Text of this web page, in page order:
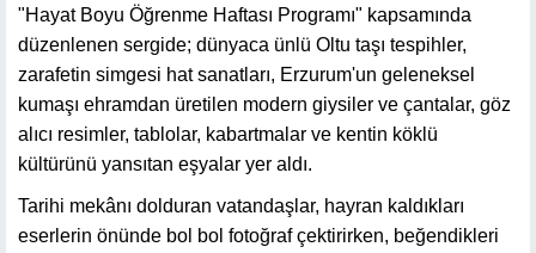
"Hayat Boyu Öğrenme Haftası Programı" kapsamında
düzenlenen sergide; dünyaca ünlü Oltu taşı tespihler,
zarafetin simgesi hat sanatları, Erzurum'un geleneksel
kumaşı ehramdan üretilen modern giysiler ve çantalar, göz
alıcı resimler, tablolar, kabartmalar ve kentin köklü
kültürünü yansıtan eşyalar yer aldı.
Tarihi mekânı dolduran vatandaşlar, hayran kaldıkları
eserlerin önünde bol bol fotoğraf çektirirken, beğendikleri